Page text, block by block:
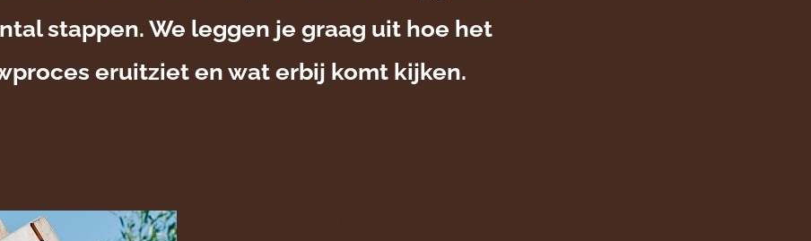
stappen. We leggen je graag uit hoe het
eruitziet en wat erbij komt kijken.